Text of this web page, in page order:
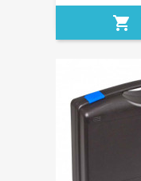
shopping_cart